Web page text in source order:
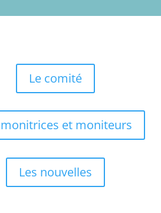
Le comité
monitrices et moniteurs
Les nouvelles